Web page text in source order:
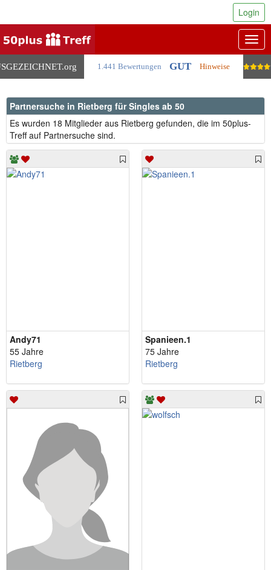
.org 1.441 Bewertungen GUT Hinweise
Login
Partnersuche in Rietberg für Singles ab 50
Es wurden 18 Mitglieder aus Rietberg gefunden, die im 50plus-
Treff auf Partnersuche sind.
Andy71
55 Jahre
Rietberg
Spanieen.1
75 Jahre
Rietberg